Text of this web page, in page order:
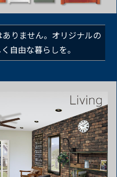
ありません。 オリジナルの
自由な暮らしを。